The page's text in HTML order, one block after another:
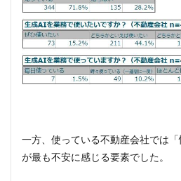
ーザ
ーの
生成
AI利
用状
況
一方、使っている不動産会社では「
が最も不安に感じる要素でした。